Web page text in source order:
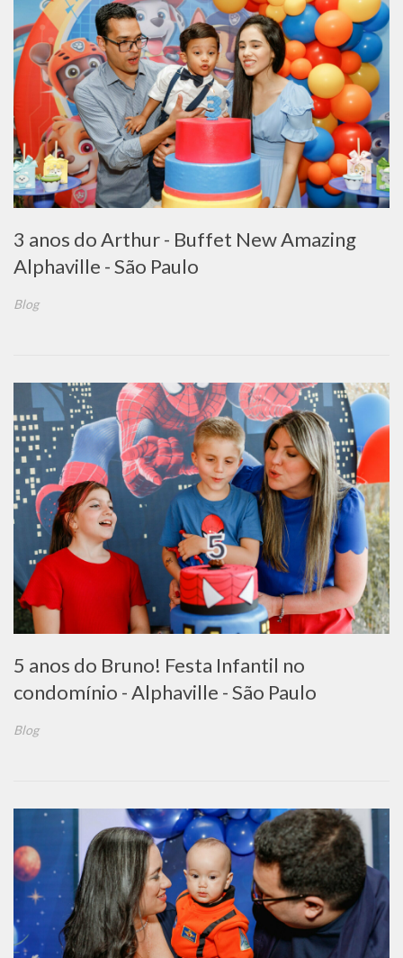
3 anos do Arthur - Buffet New Amazing
Alphaville - São Paulo
Blog
5 anos do Bruno! Festa Infantil no
condomínio - Alphaville - São Paulo
Blog